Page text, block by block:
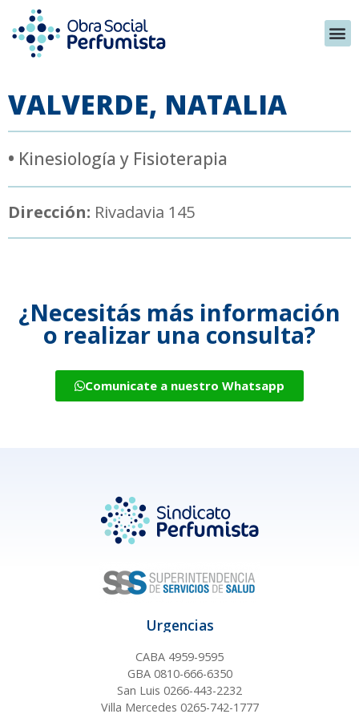
VALVERDE, NATALIA
• Kinesiología y Fisioterapia
Dirección: Rivadavia 145
¿Necesitás más información
o realizar una consulta?
Comunicate a nuestro Whatsapp
Urgencias
CABA 4959-9595
GBA 0810-666-6350
San Luis 0266-443-2232
Villa Mercedes 0265-742-1777